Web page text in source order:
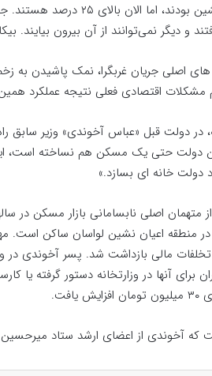
جمعیت شهرنشین بودند،
و دیگر نمی‌توانند از آن بیرون بیایند.
های اصلی جریان غربگرا، نمک پاشیدن
اقتصادی فعلی نتیجه عملکرد
در دولت قبل «عباس آخوندی» وزیر
دولت حتی یک مسکن هم نساخته است،
دولت خانه ای بسازد.»
متهمان اصلی نابسامانی بازار مسکن در
در منطقه اعیان نشین لواسان ساکن
مالی بازداشت شد. پسر آخوندی در
که آخوندی از اعضای ارشد ستاد میرحسین